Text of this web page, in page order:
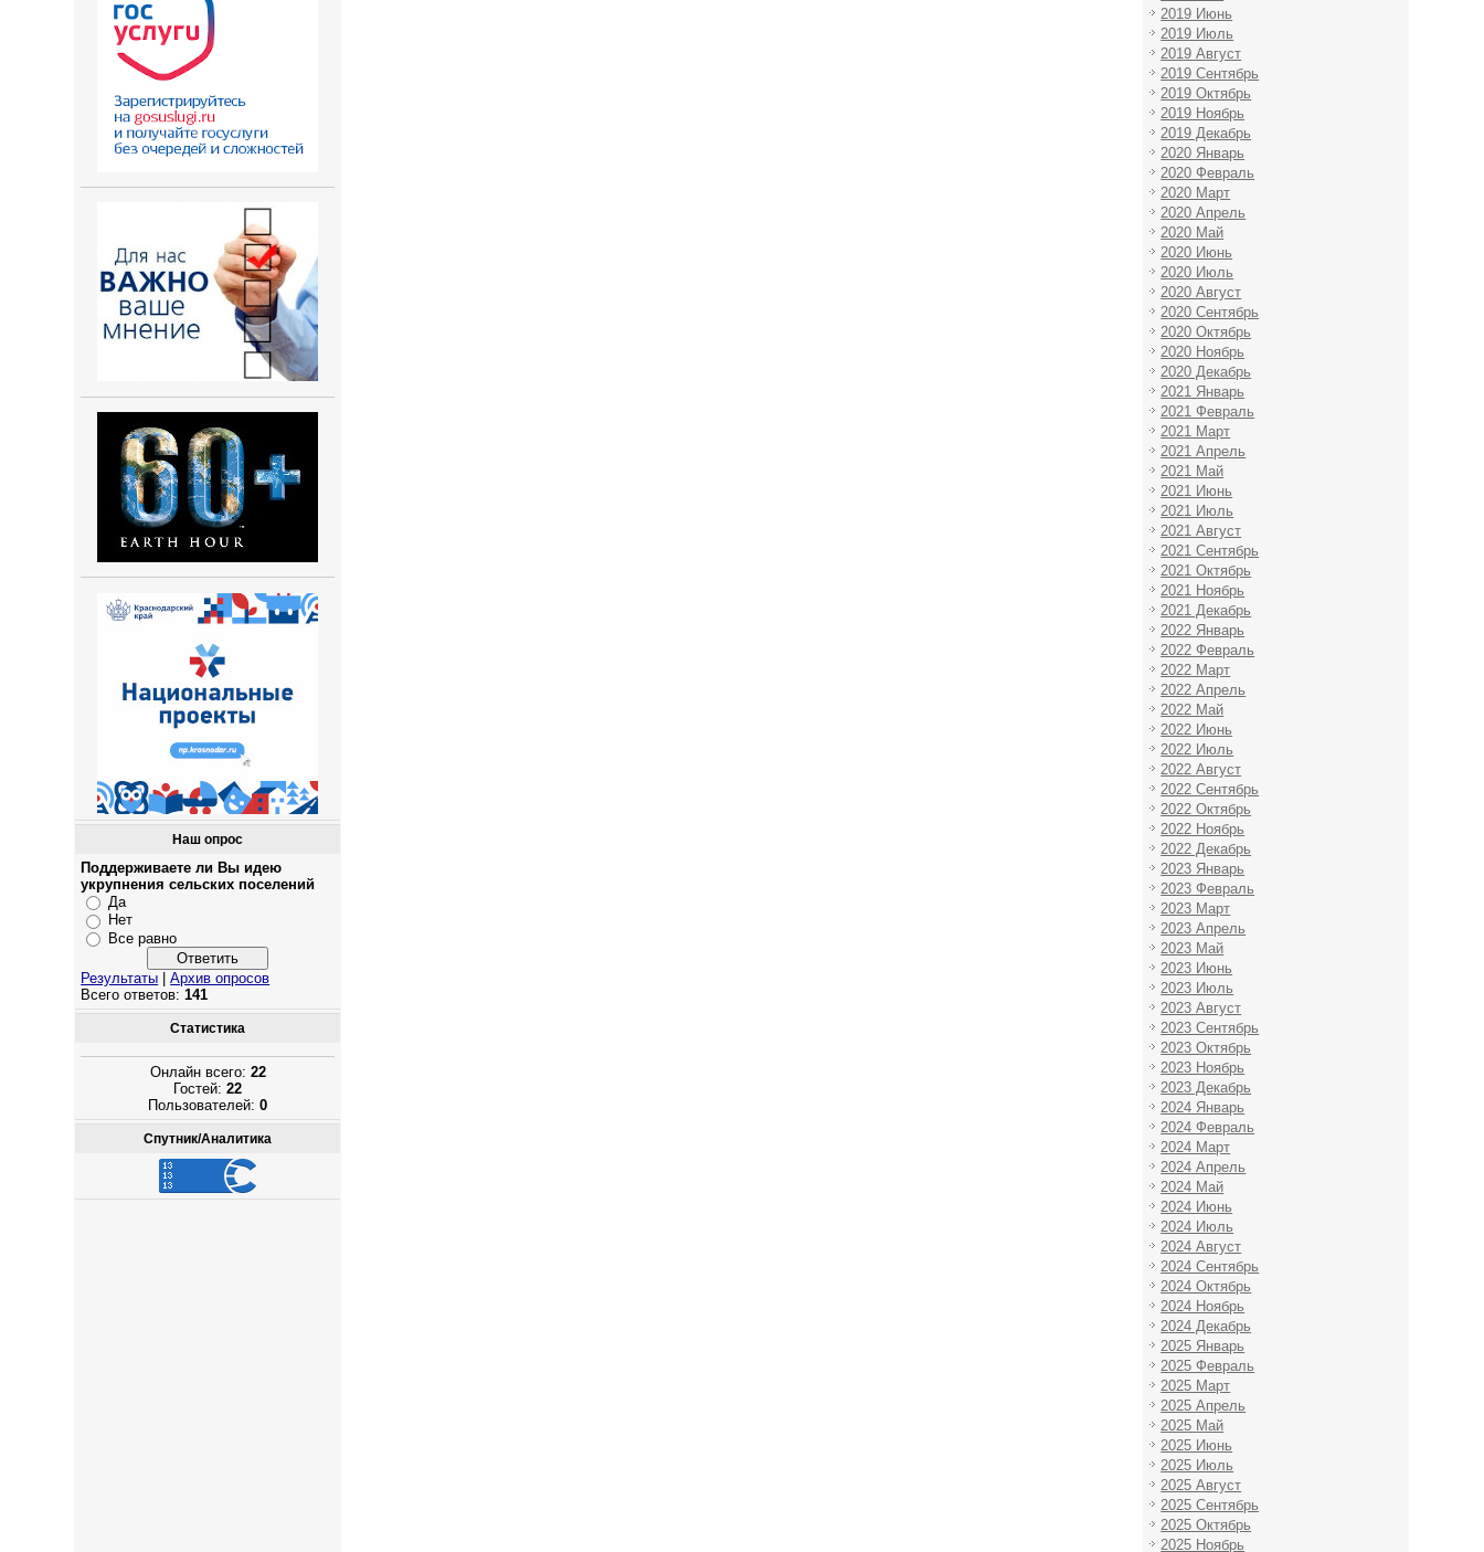
Наш опрос
Поддерживаете ли Вы идею
укрупнения сельских поселений
Да
Нет
Все равно
Результаты |Архив опросов
Всего ответов:141
Статистика
Онлайн всего: 22
Гостей:22
Пользователей:0
Спутник/Аналитика
2019 Июнь
2019 Июль
2019 Август
2019 Сентябрь
2019 Октябрь
2019 Ноябрь
2019 Декабрь
2020 Январь
2020 Февраль
2020 Март
2020 Апрель
2020 Май
2020 Июнь
2020 Июль
2020 Август
2020 Сентябрь
2020 Октябрь
2020 Ноябрь
2020 Декабрь
2021 Январь
2021 Февраль
2021 Март
2021 Апрель
2021 Май
2021 Июнь
2021 Июль
2021 Август
2021 Сентябрь
2021 Октябрь
2021 Ноябрь
2021 Декабрь
2022 Январь
2022 Февраль
2022 Март
2022 Апрель
2022 Май
2022 Июнь
2022 Июль
2022 Август
2022 Сентябрь
2022 Октябрь
2022 Ноябрь
2022 Декабрь
2023 Январь
2023 Февраль
2023 Март
2023 Апрель
2023 Май
2023 Июнь
2023 Июль
2023 Август
2023 Сентябрь
2023 Октябрь
2023 Ноябрь
2023 Декабрь
2024 Январь
2024 Февраль
2024 Март
2024 Апрель
2024 Май
2024 Июнь
2024 Июль
2024 Август
2024 Сентябрь
2024 Октябрь
2024 Ноябрь
2024 Декабрь
2025 Январь
2025 Февраль
2025 Март
2025 Апрель
2025 Май
2025 Июнь
2025 Июль
2025 Август
2025 Сентябрь
2025 Октябрь
2025 Ноябрь